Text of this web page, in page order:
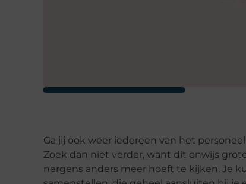
Ga jij ook weer iedereen van het
Zoek dan niet verder, want dit onwijs
nergens anders meer hoeft te kijken. Je